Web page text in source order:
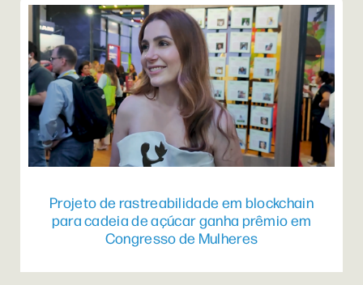
Projeto de rastreabilidade em blockchain
para cadeia de açúcar ganha prêmio em
Congresso de Mulheres